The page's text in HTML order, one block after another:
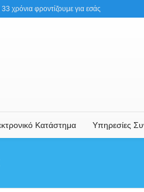
χρόνια φροντίζουμε για εσάς
Κατάστημα Υπηρεσίες